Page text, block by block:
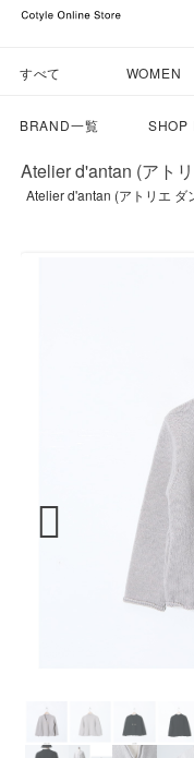
すべて WOMEN
BRAND一覧 SHOP
Atelier d'antan (アト
Atelier d'antan (アトリエ ダ